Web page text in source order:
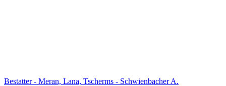
Bestatter - Meran, Lana, Tscherms - Schwienbacher A.